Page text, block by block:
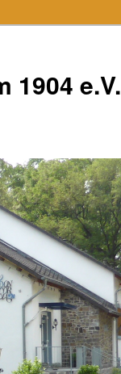
1904 e.V.